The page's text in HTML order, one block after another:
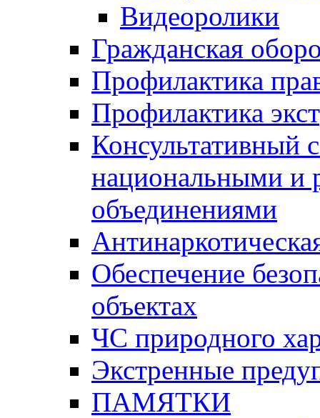
Видеоролики
Гражданская
Профилактика
Профилактика
Консультативный
национальными и
объединениями
Обеспечение
объектах
ЧС природного
Экстренные
ПАМЯТКИ